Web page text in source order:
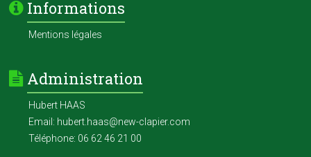
Informations
Mentions légales
Administration
Hubert HAAS
Email: hubert.haas@new-clapier.com
Téléphone: 06 62 46 21 00